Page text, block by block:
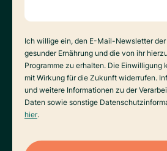
Datenverarbeitung
Ich willige ein, den E-Mail-Newsletter der
gesunder Ernährung und die von ihr
Programme zu erhalten. Die Einwilligung
mit Wirkung für die Zukunft widerrufen.
und weitere Informationen zu der
Daten sowie sonstige
hier.